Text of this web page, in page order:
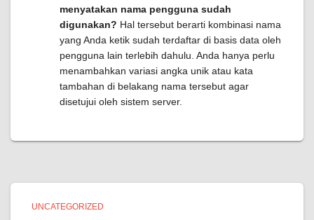
menyatakan nama pengguna sudah
digunakan? Hal tersebut berarti kombinasi nama
yang Anda ketik sudah terdaftar di basis data oleh
pengguna lain terlebih dahulu. Anda hanya perlu
menambahkan variasi angka unik atau kata
tambahan di belakang nama tersebut agar
disetujui oleh sistem server.
UNCATEGORIZED